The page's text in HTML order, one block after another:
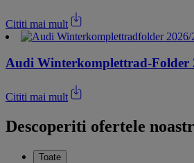
Cititi mai mult
Audi Winterkomplettrad-Folder
Cititi mai mult
Descoperiti ofertele
Toate